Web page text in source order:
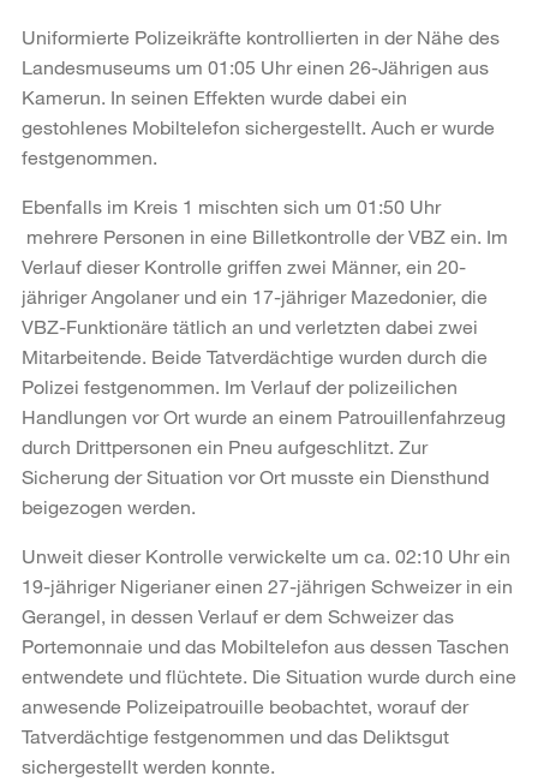
Uniformierte Polizeikräfte kontrollierten in der Nähe des
Landesmuseums um 01:05 Uhr einen 26-Jährigen aus
Kamerun. In seinen Effekten wurde dabei ein
gestohlenes Mobiltelefon sichergestellt. Auch er wurde
festgenommen.
Ebenfalls im Kreis 1 mischten sich um 01:50 Uhr
mehrere Personen in eine Billetkontrolle der VBZ ein. Im
Verlauf dieser Kontrolle griffen zwei Männer, ein 20-
jähriger Angolaner und ein 17-jähriger Mazedonier, die
VBZ-Funktionäre tätlich an und verletzten dabei zwei
Mitarbeitende. Beide Tatverdächtige wurden durch die
Polizei festgenommen. Im Verlauf der polizeilichen
Handlungen vor Ort wurde an einem Patrouillenfahrzeug
durch Drittpersonen ein Pneu aufgeschlitzt. Zur
Sicherung der Situation vor Ort musste ein Diensthund
beigezogen werden.
Unweit dieser Kontrolle verwickelte um ca. 02:10 Uhr ein
19-jähriger Nigerianer einen 27-jährigen Schweizer in ein
Gerangel, in dessen Verlauf er dem Schweizer das
Portemonnaie und das Mobiltelefon aus dessen Taschen
entwendete und flüchtete. Die Situation wurde durch eine
anwesende Polizeipatrouille beobachtet, worauf der
Tatverdächtige festgenommen und das Deliktsgut
sichergestellt werden konnte.